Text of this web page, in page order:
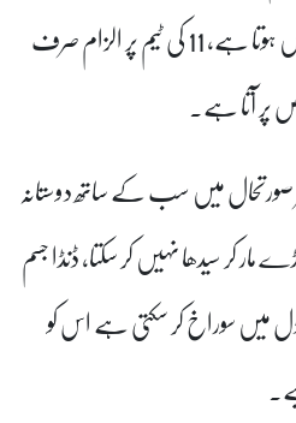
کپتان نے ہروایا لیکن ایسا نہیں ہوتا ہے، 11 کی ٹیم پر الزام صرف
آتا ہے۔
صورتحال میں سب کے ساتھ دوستانہ
مار کر سیدھا نہیں کر سکتا، ڈنڈا جسم
دل میں سوراخ کر سکتی ہے اس کو